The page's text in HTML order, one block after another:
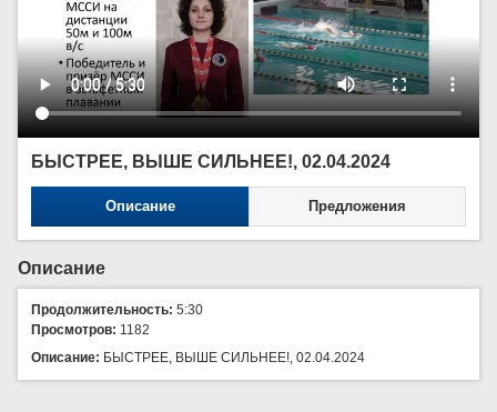
БЫСТРЕЕ, ВЫШЕ СИЛЬНЕЕ!, 02.04.2024
Описание Предложения
Описание
Продолжительность: 5:30
Просмотров: 1182
Описание: БЫСТРЕЕ, ВЫШЕ СИЛЬНЕЕ!, 02.04.2024